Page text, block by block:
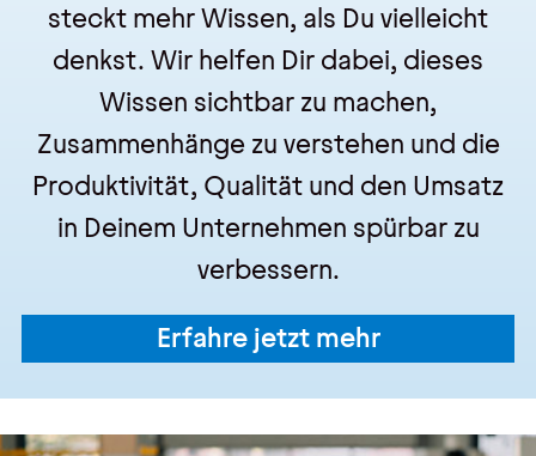
steckt mehr Wissen, als Du vielleicht
denkst. Wir helfen Dir dabei, dieses
Wissen sichtbar zu machen,
Zusammenhänge zu verstehen und die
Produktivität, Qualität und den Umsatz
in Deinem Unternehmen spürbar zu
verbessern.
Erfahre jetzt mehr